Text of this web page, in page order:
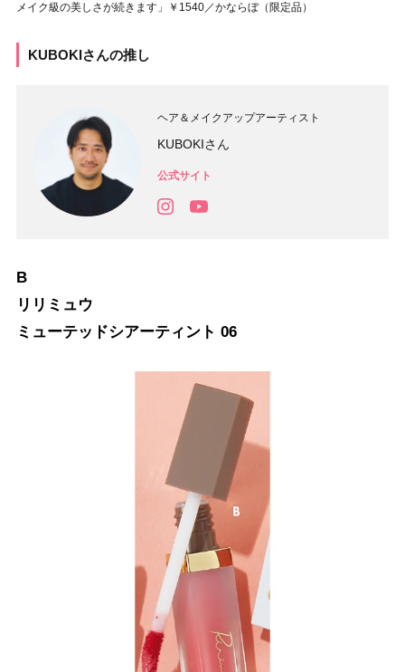
メイク級の美しさが続きます」￥1540／かならぼ（限定品）
KUBOKIさんの推し
ヘア＆メイクアップアーティスト
KUBOKIさん
公式サイト
B
リリミュウ
ミューテッドシアーティント 06